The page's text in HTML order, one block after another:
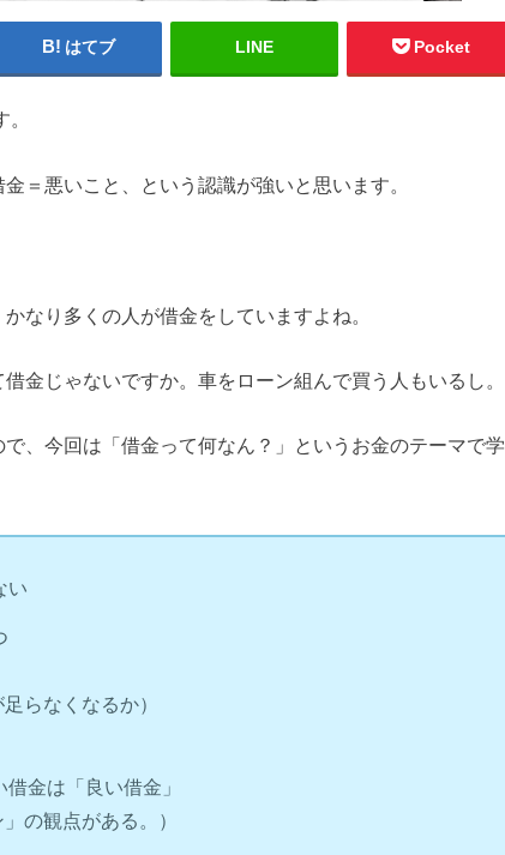
はてブ LINE Pocket
＝悪いこと、という認識が強いと思います。
なり多くの人が借金をしていますよね。
金じゃないですか。車をローン組んで買う人もいるし。
、今回は「借金って何なん？」というお金のテーマで学
い
らなくなるか）
金は「良い借金」
の観点がある。）